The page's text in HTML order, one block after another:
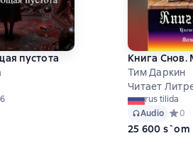
пустота
рейтинг 5 на основе 36 оценок
Книга Снов.
Тим Даркин
Читает
rus tilida
Audio
0
25 600 s`om